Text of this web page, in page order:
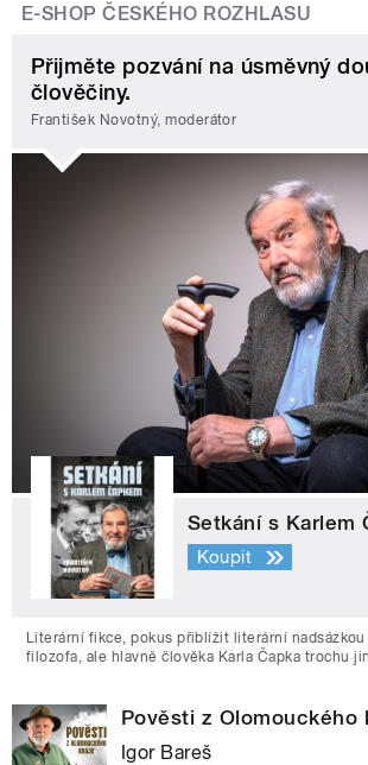
E-SHOP ČESKÉHO ROZHLASU
Přijměte pozvání na úsměvný
člověčiny.
František Novotný, moderátor
Setkání s Karlem
Koupit
Literární fikce, pokus přiblížit literární
filozofa, ale hlavně člověka Karla Čapka trochu
Pověsti z Olomouckého
Igor Bareš